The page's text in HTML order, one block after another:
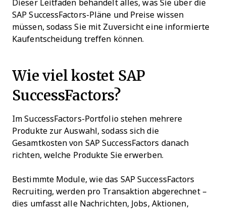
Dieser Leitfaden behandelt alles, was Sie über die
SAP SuccessFactors-Pläne und Preise wissen
müssen, sodass Sie mit Zuversicht eine informierte
Kaufentscheidung treffen können.
Wie viel kostet SAP
SuccessFactors?
Im SuccessFactors-Portfolio stehen mehrere
Produkte zur Auswahl, sodass sich die
Gesamtkosten von SAP SuccessFactors danach
richten, welche Produkte Sie erwerben.
Bestimmte Module, wie das SAP SuccessFactors
Recruiting, werden pro Transaktion abgerechnet –
dies umfasst alle Nachrichten, Jobs, Aktionen,